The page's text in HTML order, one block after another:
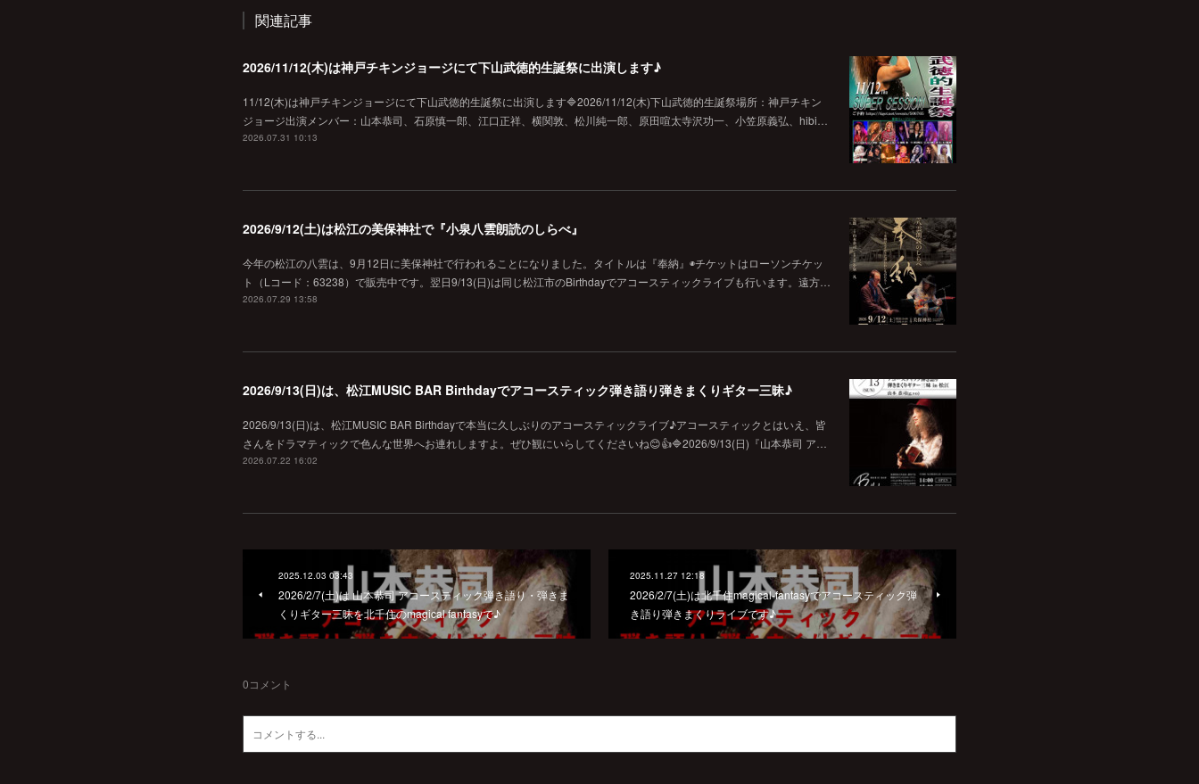
関連記事
2026/11/12(木)は神戸チキンジョージにて下山武徳的生誕祭に出演します♪
11/12(木)は神戸チキンジョージにて下山武徳的生誕祭に出演します🔷2026/11/12(木)下山武徳的生誕祭場所：神戸チキン
ジョージ出演メンバー：山本恭司、石原慎一郎、江口正祥、横関敦、松川純一郎、原田喧太寺沢功一、小笠原義弘、hibi…
2026.07.31 10:13
2026/9/12(土)は松江の美保神社で『小泉八雲朗読のしらべ』
今年の松江の八雲は、9月12日に美保神社で行われることになりました。タイトルは『奉納』◉チケットはローソンチケッ
ト（Lコード：63238）で販売中です。翌日9/13(日)は同じ松江市のBirthdayでアコースティックライブも行います。遠方…
2026.07.29 13:58
2026/9/13(日)は、松江MUSIC BAR Birthdayでアコースティック弾き語り弾きまくりギター三昧♪
2026/9/13(日)は、松江MUSIC BAR Birthdayで本当に久しぶりのアコースティックライブ♪アコースティックとはいえ、皆
さんをドラマティックで色んな世界へお連れしますよ。ぜひ観にいらしてくださいね😊👍🔷2026/9/13(日)『山本恭司 ア…
2026.07.22 16:02
2025.12.03 03:43
2026/2/7(土)は 山本恭司 アコースティック弾き語り・弾きま
くりギター三昧を北千住のmagical fantasyで♪
2025.11.27 12:18
2026/2/7(土)は北千住magical-fantasyでアコースティック弾
き語り弾きまくりライブです♪
0コメント